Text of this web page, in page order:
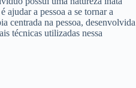
ajudar a pessoa a se tornar a
centrada na pessoa, desenvolvida
técnicas utilizadas nessa